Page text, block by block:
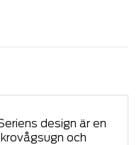
design är en
och